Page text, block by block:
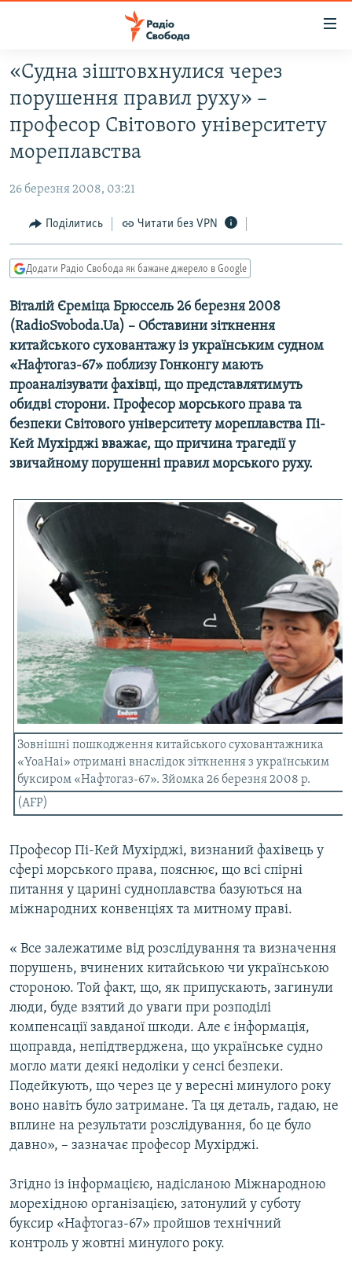
Перейти
основного
матеріалу
Перейти
до
основної
навігації
Перейти
пошуку
РАДІО СВОБОДА – 70 РОКІВ
ВСЕ ЗА ДОБУ
СТАТТІ
ЕКОНОМІКА
СУСПІЛЬСТВО
СПОРТ
УКРАЇНА
СВІТ
ВІЙНА
РОСІЙСЬКА «ФІЛЬТРАЦІЯ»
ДОНБАС.РЕАЛІЇ
ТИ ЯК?
СХЕМИ
КИТАЙ.ВИКЛИКИ
МУЛЬТИМЕДІА
ФОТО
СПЕЦПРОЄКТИ
ПОДКАСТИ
РУС
УКР
ДОЛУЧАЙСЯ!
Усі сайти RFE/RL
«Судна зіштовхнулися через
порушення правил руху» –
професор Світового університету
мореплавства
26 березня 2008, 03:21
Поділитись Читати без VPN
Додати Радіо Свобода як бажане джерело в Google
Віталій Єреміца Брюссель 26 березня 2008
(RadioSvoboda.Ua) – Обставини зіткнення
китайського суховантажу із українським судном
«Нафтогаз-67» поблизу Гонконгу мають
проаналізувати фахівці, що представлятимуть
обидві сторони. Професор морського права та
безпеки Світового університету мореплавства Пі-
Кей Мухірджі вважає, що причина трагедії у
звичайному порушенні правил морського руху.
Зовнішні пошкодження китайського суховантажника
«YoaHai» отримані внаслідок зіткнення з українським
буксиром «Нафтогаз-67». Зйомка 26 березня 2008 р.
(AFP)
Професор Пі-Кей Мухірджі, визнаний фахівець у
сфері морського права, пояснює, що всі спірні
питання у царині судноплавства базуються на
міжнародних конвенціях та митному праві.
« Все залежатиме від розслідування та визначення
порушень, вчинених китайською чи українською
стороною. Той факт, що, як припускають, загинули
люди, буде взятий до уваги при розподілі
компенсації завданої шкоди. Але є інформація,
щоправда, непідтверджена, що українське судно
могло мати деякі недоліки у сенсі безпеки.
Подейкують, що через це у вересні минулого року
воно навіть було затримане. Та ця деталь, гадаю, не
вплине на результати розслідування, бо це було
давно», – зазначає професор Мухірджі.
Згідно із інформацією, надісланою Міжнародною
морехідною організацією, затонулий у суботу
буксир «Нафтогаз-67» пройшов технічний
контроль у жовтні минулого року.